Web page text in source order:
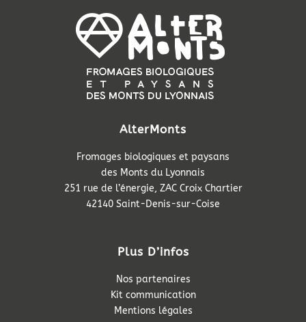
AlterMonts
Fromages biologiques et paysans
des Monts du Lyonnais
251 rue de l’énergie, ZAC Croix Chartier
42140 Saint-Denis-sur-Coise
Plus D’infos
Nos partenaires
Kit communication
Mentions légales